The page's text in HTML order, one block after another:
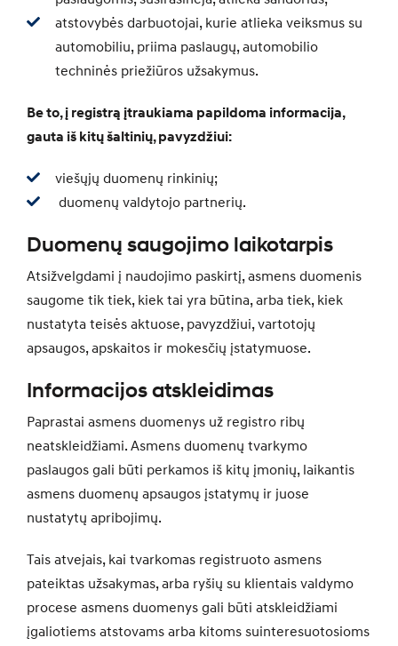
atstovybės darbuotojai, kurie atlieka veiksmus su
automobiliu, priima paslaugų, automobilio
techninės priežiūros užsakymus.
Be to, į registrą įtraukiama papildoma informacija,
gauta iš kitų šaltinių, pavyzdžiui:
viešųjų duomenų rinkinių;
duomenų valdytojo partnerių.
Duomenų saugojimo laikotarpis
Atsižvelgdami į naudojimo paskirtį, asmens duomenis
saugome tik tiek, kiek tai yra būtina, arba tiek, kiek
nustatyta teisės aktuose, pavyzdžiui, vartotojų
apsaugos, apskaitos ir mokesčių įstatymuose.
Informacijos atskleidimas
Paprastai asmens duomenys už registro ribų
neatskleidžiami. Asmens duomenų tvarkymo
paslaugos gali būti perkamos iš kitų įmonių, laikantis
asmens duomenų apsaugos įstatymų ir juose
nustatytų apribojimų.
Tais atvejais, kai tvarkomas registruoto asmens
pateiktas užsakymas, arba ryšių su klientais valdymo
procese asmens duomenys gali būti atskleidžiami
įgaliotiems atstovams arba kitoms suinteresuotosioms